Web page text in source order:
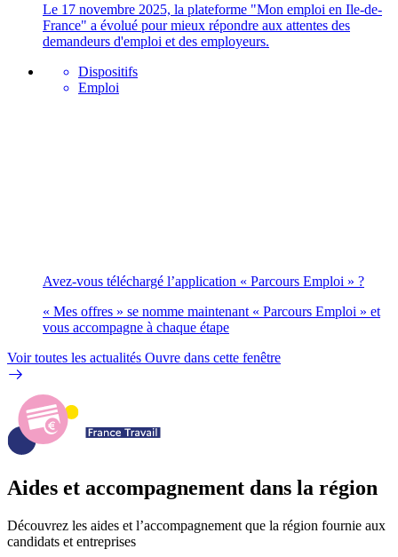
Le 17 novembre 2025, la plateforme "Mon emploi en Ile-de-
France" a évolué pour mieux répondre aux attentes des
demandeurs d'emploi et des employeurs.
Dispositifs
Emploi
Avez-vous téléchargé l’application « Parcours Emploi » ?
« Mes offres » se nomme maintenant « Parcours Emploi » et
vous accompagne à chaque étape
Voir toutes les actualités Ouvre dans cette fenêtre
Aides et accompagnement dans la région
Découvrez les aides et l’accompagnement que la région fournie aux
candidats et entreprises